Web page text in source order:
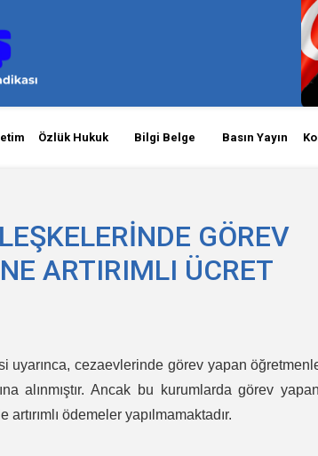
Özlük Hukuk Bilgi Belge Basın Yayın
GÖREV
ARTIRIMLI ÜCRET
uyarınca, cezaevlerinde görev yapan
alınmıştır. Ancak bu kurumlarda görev
ödemeler yapılmamaktadır.